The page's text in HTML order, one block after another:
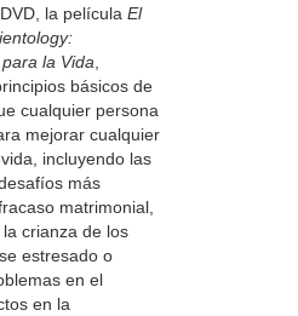
la película El
la Vida
básicos de
cualquier persona
mejorar cualquier
incluyendo las
más
matrimonial,
crianza de los
estresado o
en el
en la